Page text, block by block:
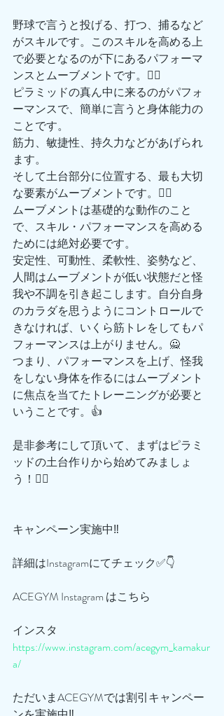
野球で言うと投げる、打つ、捕るなど
がスキルです。このスキルを高める上
で必要となるのが下にあるパフォーマ
ンスとムーブメントです。🙋‍♂️
ピラミッドの真ん中に来るのがパフォ
ーマンスで、簡単に言うと身体能力の
ことです。
筋力、敏捷性、持久力などがあげられ
ます。
そして土台部分に位置する、最も大切
な要素がムーブメントです。🏃‍♀️
ムーブメントは基礎的な動作のこと
で、スキル・パフォーマンスを高める
ためには絶対必要です。
安定性、可動性、柔軟性、姿勢など、
人間はムーブメントが低い状態だと怪
我や不調を引き起こします。自分自身
のカラダを思うようにコントロールで
きなければ、いくら筋トレをしてもパ
フォーマンスは上がりません。🙅
つまり、パフォーマンスを上げ、怪我
をしない身体を作るにはムーブメント
に焦点を当てたトレーニングが必要と
いうことです。👍
是非参考にして頂いて、まずはピラミ
ッドの土台作りから始めてみましょ
う！🙆‍♂️
キャンペーン実施中‼️
詳細はInstagramにてチェック✅👇
ACEGYM Instagram はこちら
インスタ
https://www.instagram.com/acegym_kamakur
a/
ただいまACEGYMでは割引キャンペー